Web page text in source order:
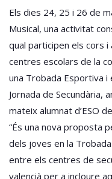
Els dies 24, 25 i 26 de
Musical, una activitat
qual participen els cors
centres escolars de la
una Trobada Esportiva i
Jornada de Secundària,
mateix alumnat d’ESO
“És una nova proposta
dels joves en la
entre els centres de
valencià per a incloure